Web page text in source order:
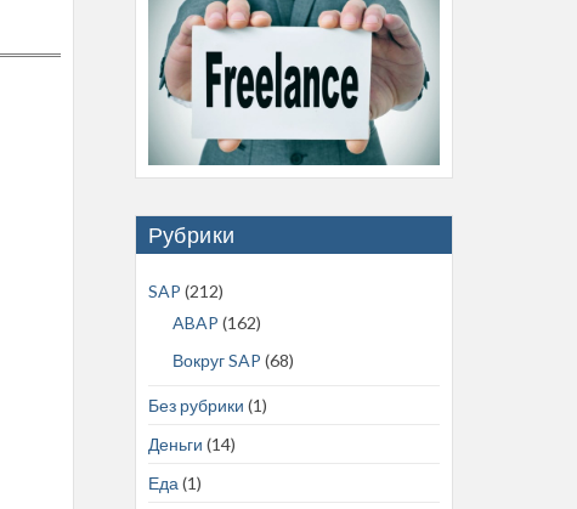
Рубрики
SAP (212)
ABAP (162)
Вокруг SAP (68)
Без рубрики (1)
Деньги (14)
Еда (1)